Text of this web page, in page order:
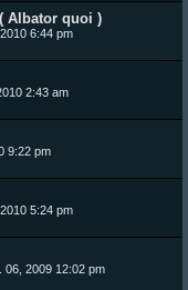
Albator quoi )
6:44 pm
2:43 am
9:22 pm
5:24 pm
06, 2009 12:02 pm